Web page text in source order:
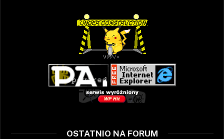
OSTATNIO NA FORUM